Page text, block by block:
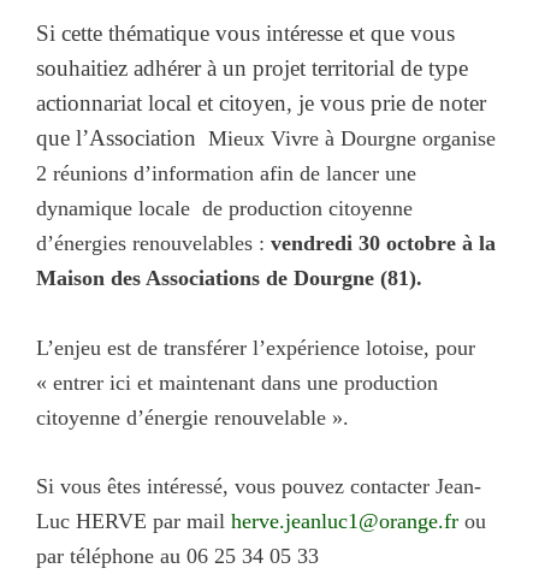
Si cette thématique vous intéresse et que vous
souhaitiez adhérer à un projet territorial de type
actionnariat local et citoyen, je vous prie de noter
que l’Association Mieux Vivre à Dourgne organise
2 réunions d’information afin de lancer une
dynamique locale de production citoyenne
d’énergies renouvelables : vendredi 30 octobre à la
Maison des Associations de Dourgne (81).
L’enjeu est de transférer l’expérience lotoise, pour
« entrer ici et maintenant dans une production
citoyenne d’énergie renouvelable ».
Si vous êtes intéressé, vous pouvez contacter Jean-
Luc HERVE par mail herve.jeanluc1@orange.fr ou
par téléphone au 06 25 34 05 33